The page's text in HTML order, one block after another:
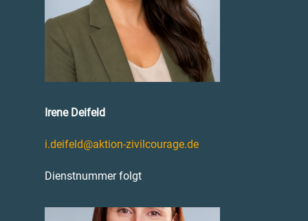
Irene Deifeld
i.deifeld@aktion-zivilcourage.de
Dienstnummer folgt